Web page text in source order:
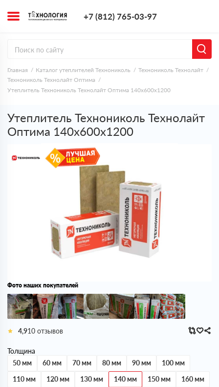
+7 (812) 765-03-97
Главная Каталог утеплителей Технониколь
Технониколь Технолайт
Технониколь Технолайт Оптима
Утеплитель Технониколь Технолайт Оптима 140х600х1200
Утеплитель Технониколь Технолайт
Оптима 140х600х1200
Фото наших покупателей
4,9 10 отзывов
Толщина
50 мм
60 мм 70 мм 80 мм 90 мм
100 мм
110 мм
120 мм 130 мм 140 мм 150 мм
160 мм